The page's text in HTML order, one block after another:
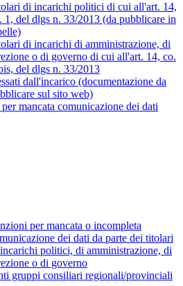
di incarichi politici di cui all'art. 14,
1, del dlgs n. 33/2013 (da pubblicare in
di incarichi di amministrazione, di
o di governo di cui all'art. 14, co.
del dlgs n. 33/2013
dall'incarico (documentazione da
sul sito web)
mancata comunicazione dei dati
per mancata o incompleta
dei dati da parte dei titolari
politici, di amministrazione, di
o di governo
gruppi consiliari regionali/provinciali